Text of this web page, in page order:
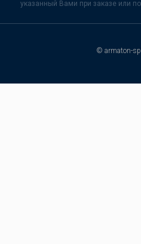
указанный Вами при заказе или
© armaton-